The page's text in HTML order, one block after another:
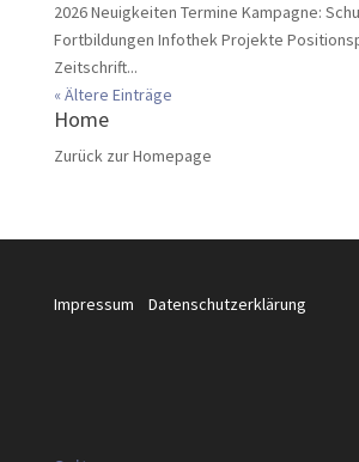
2026 Neuigkeiten Termine Kampagne:
Fortbildungen Infothek Projekte
Zeitschrift...
« Ältere Einträge
Home
Zurück zur Homepage
Impressum Datenschutzerklärung